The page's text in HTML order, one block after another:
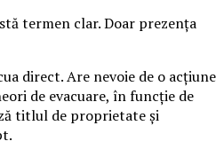
termen clar. Doar prezența
direct. Are nevoie de o acțiune
de evacuare, în funcție de
titlul de proprietate și